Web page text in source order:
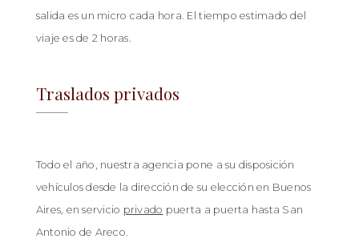
salida es un micro cada hora. El tiempo estimado del
viaje es de 2 horas.
Traslados privados
Todo el año, nuestra agencia pone a su disposición
vehículos desde la dirección de su elección en Buenos
Aires, en servicio privado puerta a puerta hasta San
Antonio de Areco.